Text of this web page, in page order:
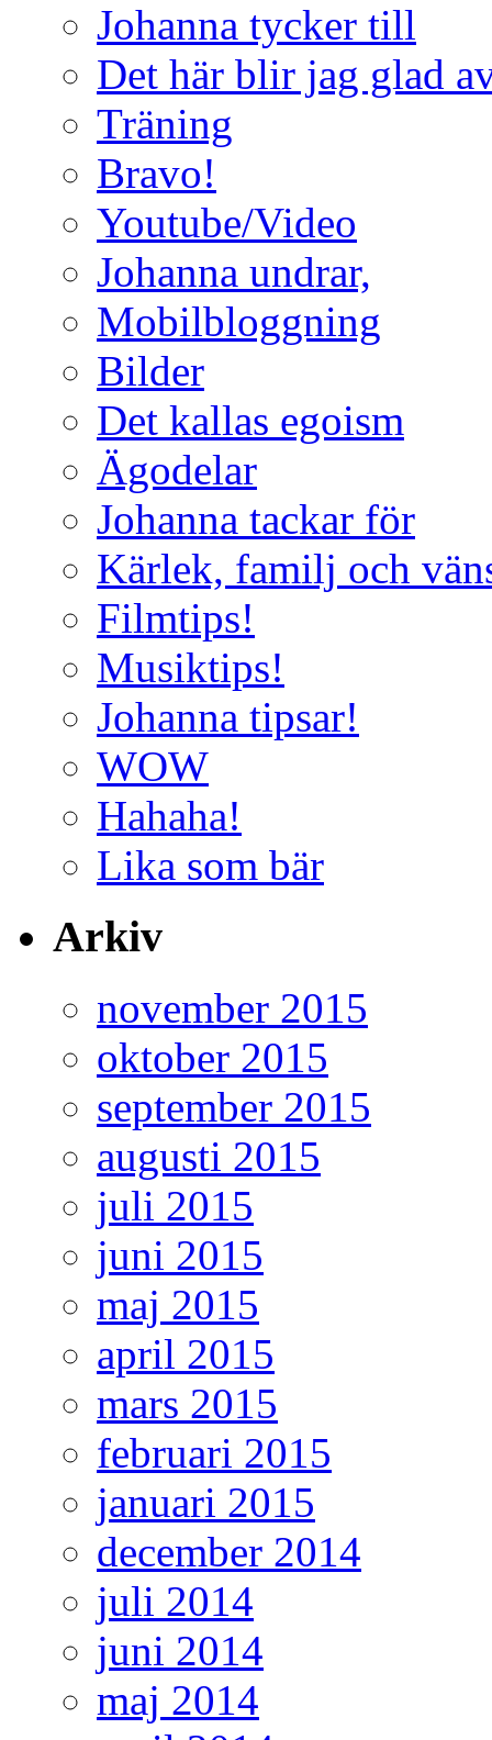
Johanna tycker till
Det här blir jag glad
Träning
Bravo!
Youtube/Video
Johanna undrar,
Mobilbloggning
Bilder
Det kallas egoism
Ägodelar
Johanna tackar för
Kärlek, familj och
Filmtips!
Musiktips!
Johanna tipsar!
WOW
Hahaha!
Lika som bär
Arkiv
november 2015
oktober 2015
september 2015
augusti 2015
juli 2015
juni 2015
maj 2015
april 2015
mars 2015
februari 2015
januari 2015
december 2014
juli 2014
juni 2014
maj 2014